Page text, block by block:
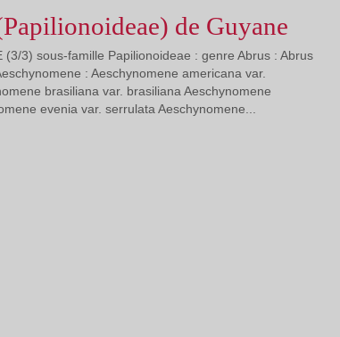
de Guyane
(3/3) sous-famille Papilionoideae : genre Abrus : Abrus
: Aeschynomene americana var.
brasiliana var. brasiliana Aeschynomene
evenia var. serrulata Aeschynomene...